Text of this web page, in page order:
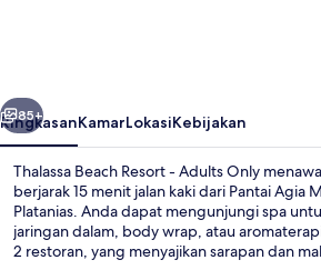
Only
Berikutnya
85+
RingkasanKamarLokasiKebijakan
Thalassa Beach Resort - Adults Only
berjarak 15 menit jalan kaki dari Pantai Agia
Platanias. Anda dapat mengunjungi spa
jaringan dalam, body wrap, atau
2 restoran, yang menyajikan sarapan dan